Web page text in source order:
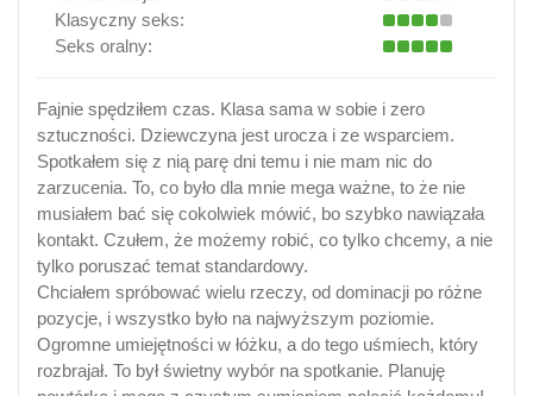
Klasyczny seks:
Seks oralny:
Fajnie spędziłem czas. Klasa sama w sobie i zero
sztuczności. Dziewczyna jest urocza i ze wsparciem.
Spotkałem się z nią parę dni temu i nie mam nic do
zarzucenia. To, co było dla mnie mega ważne, to że nie
musiałem bać się cokolwiek mówić, bo szybko nawiązała
kontakt. Czułem, że możemy robić, co tylko chcemy, a nie
tylko poruszać temat standardowy.
Chciałem spróbować wielu rzeczy, od dominacji po różne
pozycje, i wszystko było na najwyższym poziomie.
Ogromne umiejętności w łóżku, a do tego uśmiech, który
rozbrajał. To był świetny wybór na spotkanie. Planuję